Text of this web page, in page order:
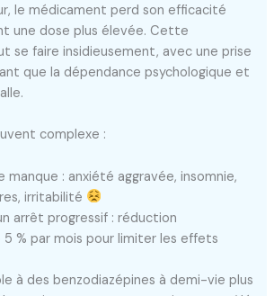
le médicament perd son efficacité
une dose plus élevée. Cette
se faire insidieusement, avec une prise
que la dépendance psychologique et
complexe :
manque : anxiété aggravée, insomnie,
irritabilité
arrêt progressif : réduction
% par mois pour limiter les effets
à des benzodiazépines à demi-vie plus